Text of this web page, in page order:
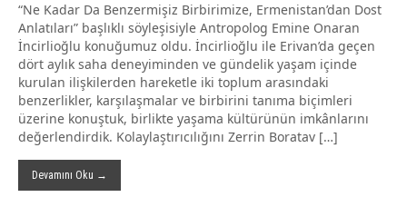
“Ne Kadar Da Benzermişiz Birbirimize, Ermenistan’dan Dost
Anlatıları” başlıklı söyleşisiyle Antropolog Emine Onaran
İncirlioğlu konuğumuz oldu. İncirlioğlu ile Erivan’da geçen
dört aylık saha deneyiminden ve gündelik yaşam içinde
kurulan ilişkilerden hareketle iki toplum arasındaki
benzerlikler, karşılaşmalar ve birbirini tanıma biçimleri
üzerine konuştuk, birlikte yaşama kültürünün imkânlarını
değerlendirdik. Kolaylaştırıcılığını Zerrin Boratav […]
Devamını Oku →